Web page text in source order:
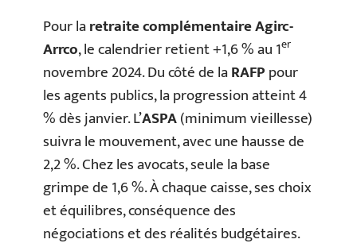
Pour laretraite complémentaire Agirc-
Arrco, le calendrier retient +1,6 % au 1er
novembre 2024. Du côté de laRAFPpour
les agents publics, la progression atteint 4
% dès janvier. L’ASPA(minimum vieillesse)
suivra le mouvement, avec une hausse de
2,2 %. Chez les avocats, seule la base
grimpe de 1,6 %. À chaque caisse, ses choix
et équilibres, conséquence des
négociations et des réalités budgétaires.